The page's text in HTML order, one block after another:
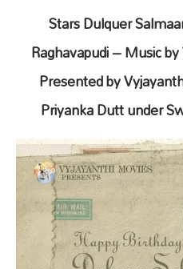
Stars Dulquer
Raghavapudi – Music
Presented by
Priyanka Dutt under